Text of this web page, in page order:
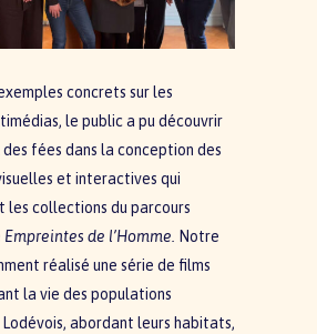
concrets sur les
le public a pu découvrir
fées dans la conception des
et interactives qui
les collections du parcours
Empreintes de l’Homme. Notre
réalisé une série de films
la vie des populations
abordant leurs habitats,